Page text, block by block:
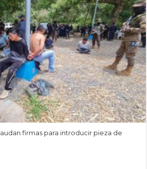
firmas para introducir pieza de